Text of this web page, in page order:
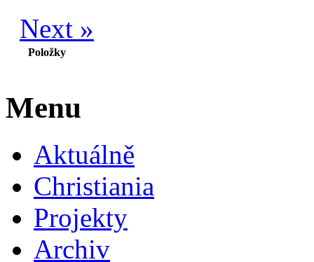
Next »
Položky
Menu
Aktuálně
Christiania
Projekty
Archiv